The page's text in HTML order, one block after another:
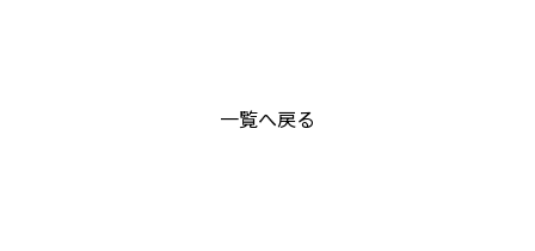
一覧へ戻る